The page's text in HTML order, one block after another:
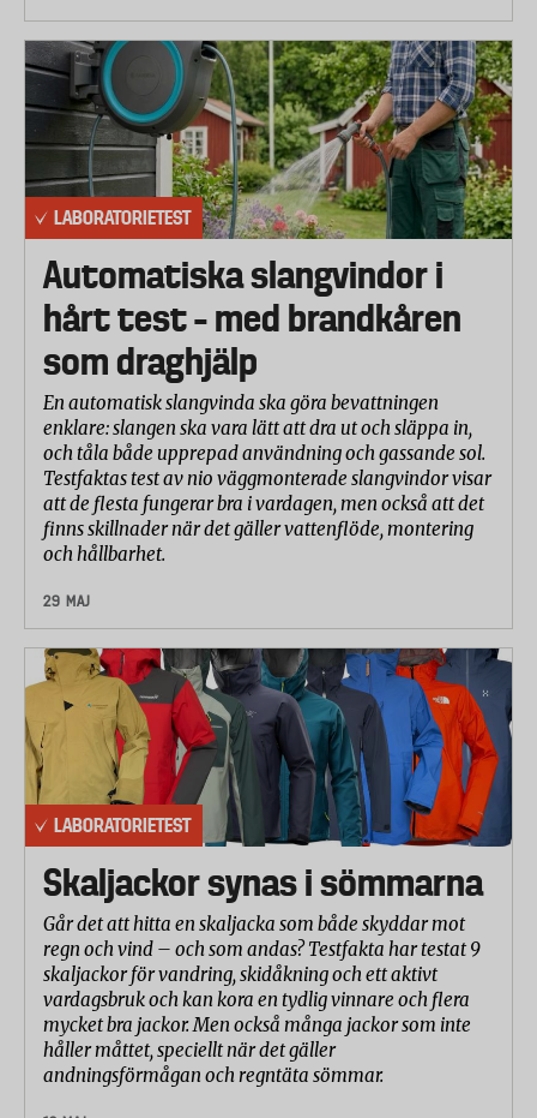
LABORATORIETEST
Automatiska slangvindor i
hårt test – med brandkåren
som draghjälp
En automatisk slangvinda ska göra bevattningen
enklare: slangen ska vara lätt att dra ut och släppa in,
och tåla både upprepad användning och gassande sol.
Testfaktas test av nio väggmonterade slangvindor visar
att de flesta fungerar bra i vardagen, men också att det
finns skillnader när det gäller vattenflöde, montering
och hållbarhet.
29 MAJ
LABORATORIETEST
Skaljackor synas i sömmarna
Går det att hitta en skaljacka som både skyddar mot
regn och vind – och som andas? Testfakta har testat 9
skaljackor för vandring, skidåkning och ett aktivt
vardagsbruk och kan kora en tydlig vinnare och flera
mycket bra jackor. Men också många jackor som inte
håller måttet, speciellt när det gäller
andningsförmågan och regntäta sömmar.